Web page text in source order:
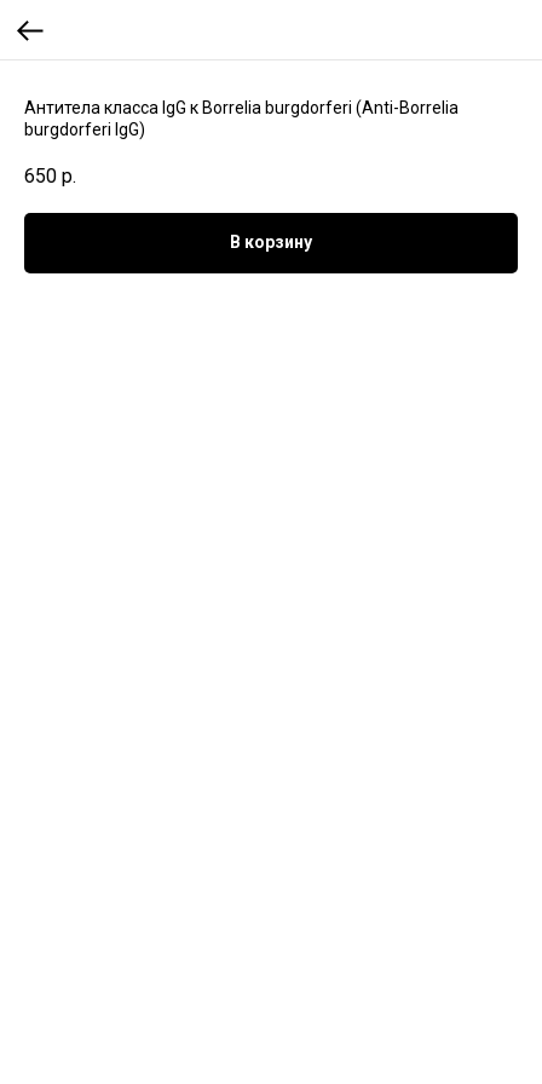
Aнтитела класса IgG к Borrelia burgdorferi (Anti-Borrelia
burgdorferi IgG)
650 р.
В корзину